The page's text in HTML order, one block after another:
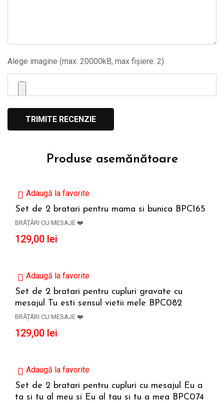
Alege imagine (max: 20000kB, max fișiere: 2)
Produse asemănătoare
Adaugă la favorite
Set de 2 bratari pentru mama si bunica BPC165
BRĂȚĂRI CU MESAJE ❤️
129,00 lei
Adaugă la favorite
Set de 2 bratari pentru cupluri gravate cu
mesajul Tu esti sensul vietii mele BPC082
BRĂȚĂRI CU MESAJE ❤️
129,00 lei
Adaugă la favorite
Set de 2 bratari pentru cupluri cu mesajul Eu a
ta si tu al meu si Eu al tau si tu a mea BPC074